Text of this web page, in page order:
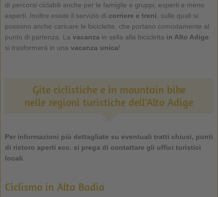
di percorsi ciclabili anche per le famiglie e gruppi, esperti e meno
esperti. Inoltre esiste il servizio di corriere e treni , sulle quali si
possono anche caricare le biciclette, che portano comodamente al
punto di partenza. La vacanza in sella alla bicicletta in Alto Adige
si trasformerà in una vacanza unica!
Gite ciclistiche e in mountain bike
nelle regioni turistiche dell'Alto Adige
Per informazioni più dettagliate su eventuali tratti chiusi, punti
di ristoro aperti ecc. si prega di contattare gli uffici turistici
locali
Ciclismo in Alta Badia